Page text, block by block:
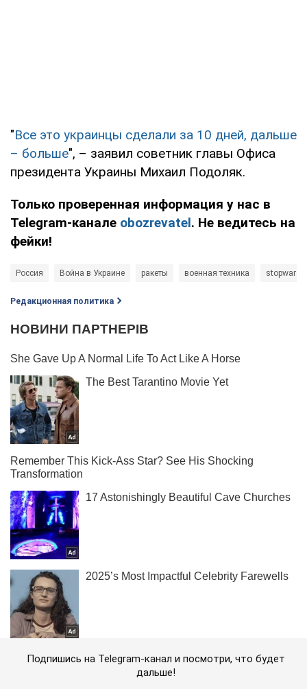
"Все это украинцы сделали за 10 дней, дальше
– больше", – заявил советник главы Офиса
президента Украины Михаил Подоляк.
Только проверенная информация у нас в
Telegram-канале obozrevatel. Не ведитесь на
фейки!
Россия Война в Украине ракеты военная техника stopwar
Редакционная политика
Подпишись на Telegram-канал и посмотри, что будет
дальше!